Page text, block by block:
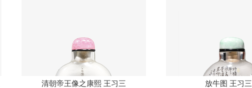
清朝帝王像之康熙 王习三 放牛图 王习三